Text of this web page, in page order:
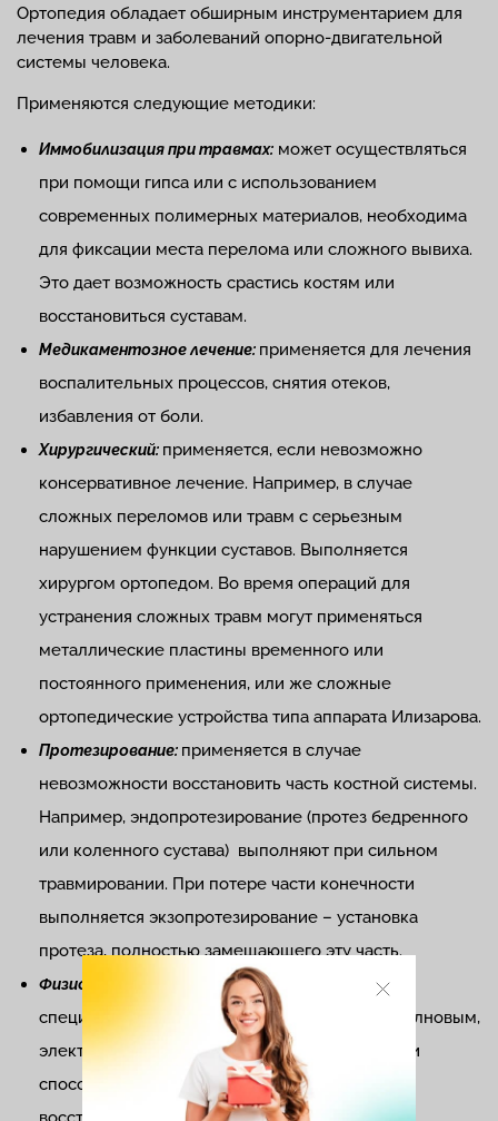
Ортопедия обладает обширным инструментарием для
лечения травм и заболеваний опорно-двигательной
системы человека.
Применяются следующие методики:
Иммобилизация при травмах: может осуществляться
при помощи гипса или с использованием
современных полимерных материалов, необходима
для фиксации места перелома или сложного вывиха.
Это дает возможность срастись костям или
восстановиться суставам.
Медикаментозное лечение: применяется для лечения
воспалительных процессов, снятия отеков,
избавления от боли.
Хирургический: применяется, если невозможно
консервативное лечение. Например, в случае
сложных переломов или травм с серьезным
нарушением функции суставов. Выполняется
хирургом ортопедом. Во время операций для
устранения сложных травм могут применяться
металлические пластины временного или
постоянного применения, или же сложные
ортопедические устройства типа аппарата Илизарова.
Протезирование: применяется в случае
невозможности восстановить часть костной системы.
Например, эндопротезирование (протез бедренного
или коленного сустава) выполняют при сильном
травмировании. При потере части конечности
выполняется экзопротезирование – установка
протеза, полностью замещающего эту часть.
Физиотерапия:
в процессе используются
специальные приборы, которые тепловым, волновым,
электрокинетическим или другими способами
способствуют сращиванию костей или